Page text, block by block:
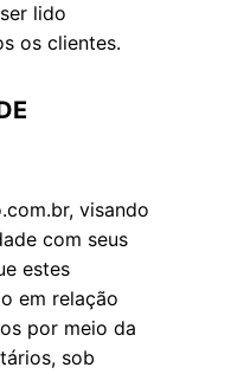
lido
os clientes.
visando
com seus
estes
em relação
por meio da
sob